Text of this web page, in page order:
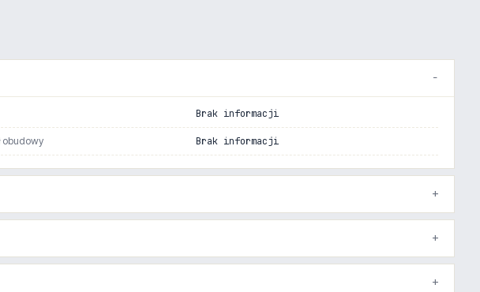
Brak informacji
obudowy Brak informacji